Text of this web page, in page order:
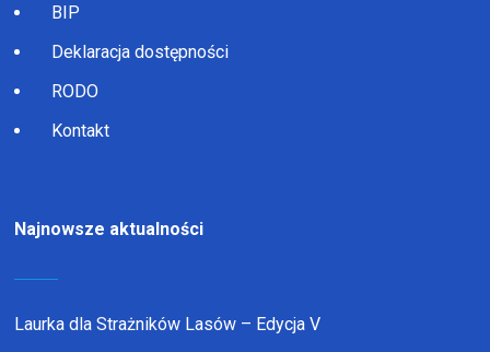
BIP
Deklaracja dostępności
RODO
Kontakt
Najnowsze aktualności
Laurka dla Strażników Lasów – Edycja V